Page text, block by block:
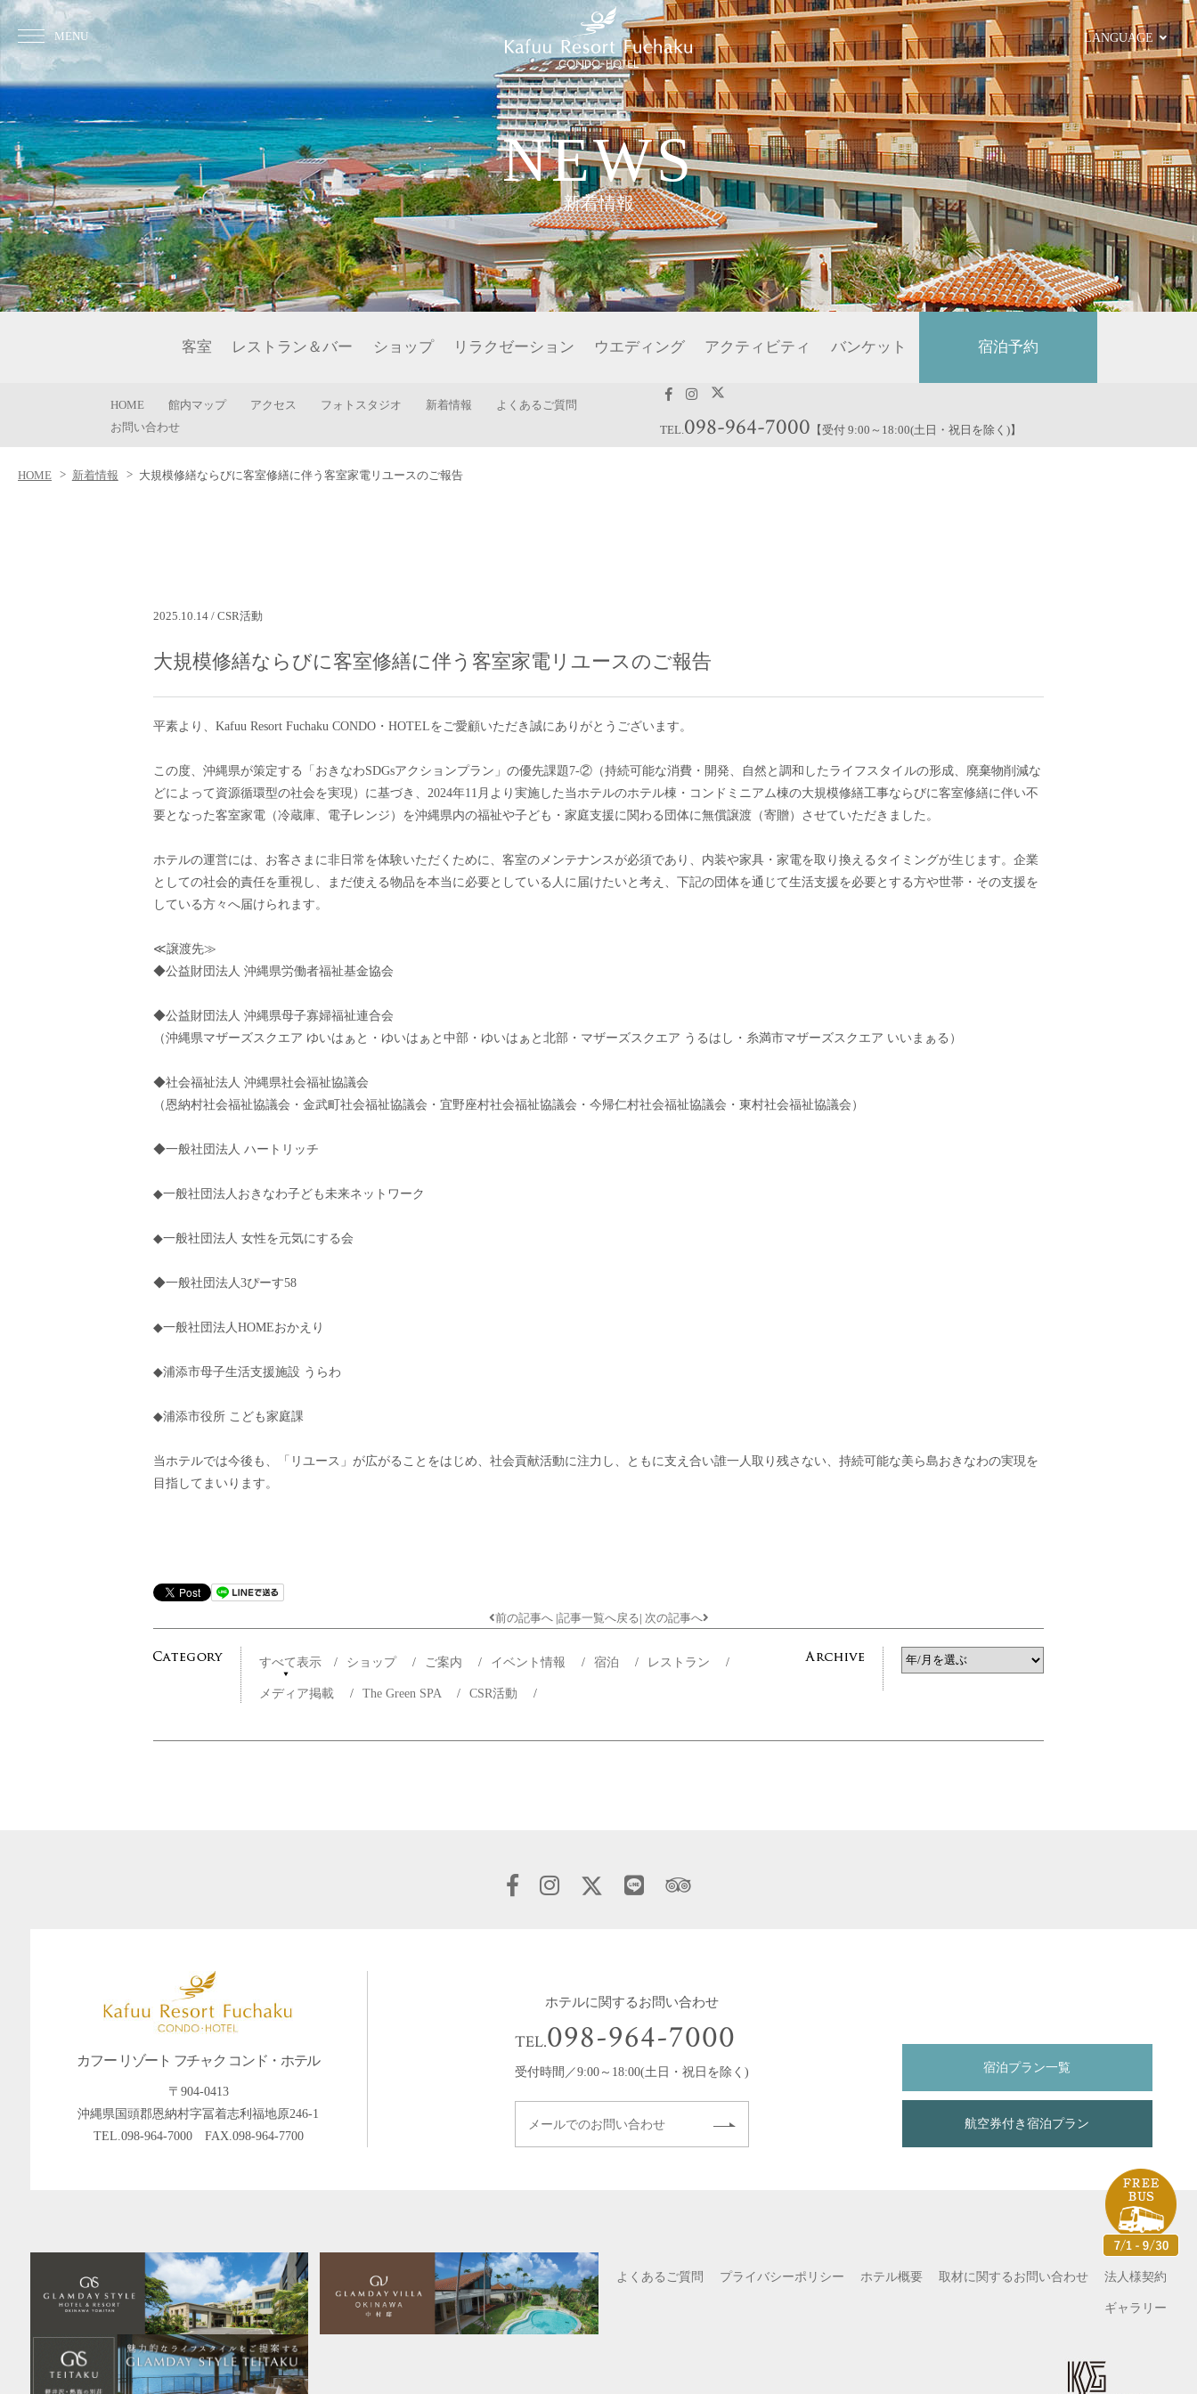
MENU LANGUAGE
NEWS
新着情報
客室 レストラン＆バー ショップ リラクゼーション ウエディング アクティビティ バンケット 宿泊予約
HOME 館内マップ アクセス フォトスタジオ 新着情報
よくあるご質問
お問い合わせ
TEL.098-964-7000 【受付 9:00～18:00(土日・祝日を除く)】
HOME 新着情報 大規模修繕ならびに客室修繕に伴う客室家電リユースのご報告
2025.10.14 / CSR活動
大規模修繕ならびに客室修繕に伴う客室家電リユースのご報告
平素より、Kafuu Resort Fuchaku CONDO・HOTELをご愛顧いただき誠にありがとうございます。
この度、沖縄県が策定する「おきなわSDGsアクションプラン」の優先課題7-②（持続可能な消費・開発、自然と調和したライフスタイルの形成、廃棄物削減な
どによって資源循環型の社会を実現）に基づき、2024年11月より実施した当ホテルのホテル棟・コンドミニアム棟の大規模修繕工事ならびに客室修繕に伴い不
要となった客室家電（冷蔵庫、電子レンジ）を沖縄県内の福祉や子ども・家庭支援に関わる団体に無償譲渡（寄贈）させていただきました。
ホテルの運営には、お客さまに非日常を体験いただくために、客室のメンテナンスが必須であり、内装や家具・家電を取り換えるタイミングが生じます。企業
としての社会的責任を重視し、まだ使える物品を本当に必要としている人に届けたいと考え、下記の団体を通じて生活支援を必要とする方や世帯・その支援を
している方々へ届けられます。
≪譲渡先≫
◆公益財団法人 沖縄県労働者福祉基金協会
◆公益財団法⼈ 沖縄県⺟⼦寡婦福祉連合会
（沖縄県マザーズスクエア ゆいはぁと・ゆいはぁと中部・ゆいはぁと北部・マザーズスクエア うるはし・糸満市マザーズスクエア いいまぁる）
◆社会福祉法⼈ 沖縄県社会福祉協議会
（恩納村社会福祉協議会・金武町社会福祉協議会・宜野座村社会福祉協議会・今帰仁村社会福祉協議会・東村社会福祉協議会）
◆一般社団法人 ハートリッチ
◆一般社団法人おきなわ子ども未来ネットワーク
◆一般社団法人 女性を元気にする会
◆一般社団法人3ぴーす58
◆一般社団法人HOMEおかえり
◆浦添市母子生活支援施設 うらわ
◆浦添市役所 こども家庭課
当ホテルでは今後も、「リユース」が広がることをはじめ、社会貢献活動に注力し、ともに支え合い誰一人取り残さない、持続可能な美ら島おきなわの実現を
目指してまいります。
前の記事へ |記事一覧へ戻る| 次の記事へ
すべて表示 / ショップ / ご案内 / イベント情報 / 宿泊 / レストラン /
メディア掲載 / The Green SPA / CSR活動 /
カフー リゾート フチャク コンド・ホテル
〒904-0413
沖縄県国頭郡恩納村字冨着志利福地原246-1
TEL.098-964-7000FAX.098-964-7700
ホテルに関するお問い合わせ
TEL.098-964-7000
受付時間／9:00～18:00(土日・祝日を除く)
メールでのお問い合わせ
宿泊プラン一覧
航空券付き宿泊プラン
よくあるご質問 プライバシーポリシー ホテル概要 取材に関するお問い合わせ 法人様契約
ギャラリー